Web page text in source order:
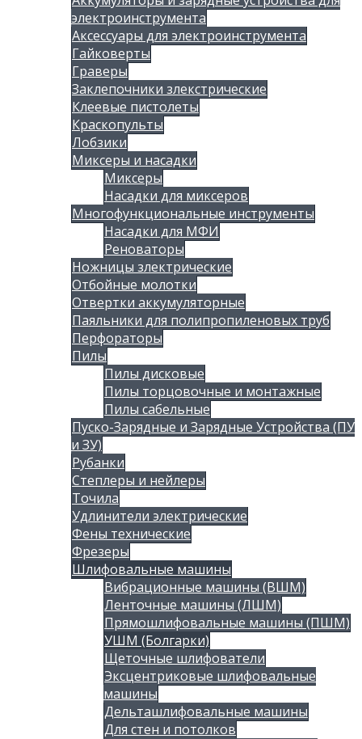
электроинструмента
Аксессуары для электроинструмента
Гайковерты
Граверы
Заклепочники злекстрические
Клеевые пистолеты
Краскопульты
Лобзики
Миксеры и насадки
Миксеры
Насадки для миксеров
Многофункциональные инструменты
Насадки для МФИ
Реноваторы
Ножницы злектрические
Отбойные молотки
Отвертки аккумуляторные
Паяльники для полипропиленовых труб
Перфораторы
Пилы
Пилы дисковые
Пилы торцовочные и монтажные
Пилы сабельные
Пуско-Зарядные и Зарядные Устройства (ПУ
и ЗУ)
Рубанки
Степлеры и нейлеры
Точила
Удлинители электрические
Фены технические
Фрезеры
Шлифовальные машины
Вибрационные машины (ВШМ)
Ленточные машины (ЛШМ)
Прямошлифовальные машины (ПШМ)
УШМ (Болгарки)
Щеточные шлифователи
Эксцентриковые шлифовальные
машины
Дельташлифовальные машины
Для стен и потолков